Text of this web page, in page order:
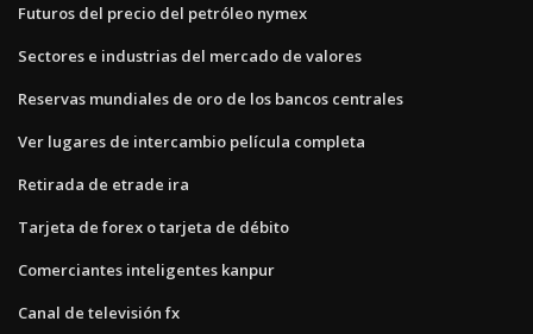
Futuros del precio del petróleo nymex
Sectores e industrias del mercado de valores
Reservas mundiales de oro de los bancos centrales
Ver lugares de intercambio película completa
Retirada de etrade ira
Tarjeta de forex o tarjeta de débito
Comerciantes inteligentes kanpur
Canal de televisión fx